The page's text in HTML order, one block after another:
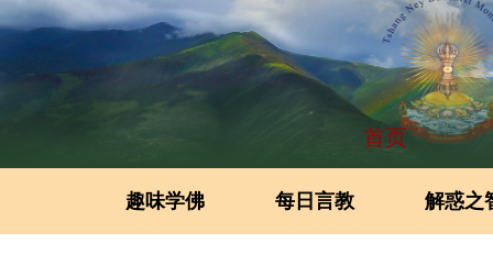
首页
趣味学佛 每日言教 解惑之